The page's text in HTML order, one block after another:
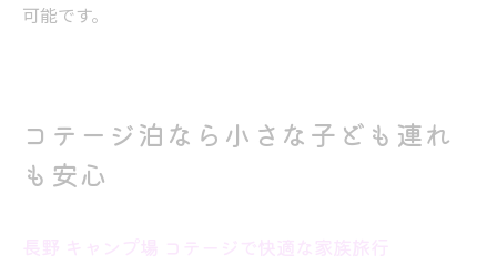
可能です。
コテージ泊なら小さな子ども連れ
も安心